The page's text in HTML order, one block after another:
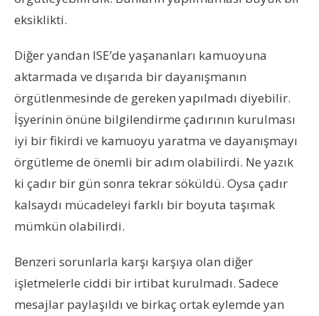
eksiklikti.
Diğer yandan ISE’de yaşananları kamuoyuna
aktarmada ve dışarıda bir dayanışmanın
örgütlenmesinde de gereken yapılmadı diyebilir.
İşyerinin önüne bilgilendirme çadırının kurulması
iyi bir fikirdi ve kamuoyu yaratma ve dayanışmayı
örgütleme de önemli bir adım olabilirdi. Ne yazık
ki çadır bir gün sonra tekrar söküldü. Oysa çadır
kalsaydı mücadeleyi farklı bir boyuta taşımak
mümkün olabilirdi.
Benzeri sorunlarla karşı karşıya olan diğer
işletmelerle ciddi bir irtibat kurulmadı. Sadece
mesajlar paylaşıldı ve birkaç ortak eylemde yan